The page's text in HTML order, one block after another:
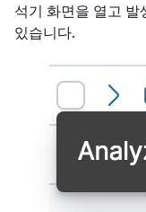
석기 화면을 열고 발
있습니다.